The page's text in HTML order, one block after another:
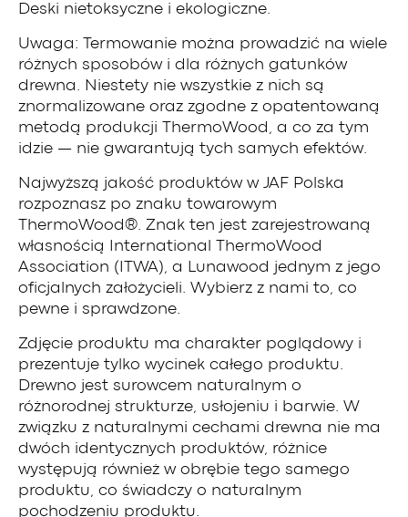
Deski nietoksyczne i ekologiczne.
Uwaga: Termowanie można prowadzić na wiele
różnych sposobów i dla różnych gatunków
drewna. Niestety nie wszystkie z nich są
znormalizowane oraz zgodne z opatentowaną
metodą produkcji ThermoWood, a co za tym
idzie — nie gwarantują tych samych efektów.
Najwyższą jakość produktów w JAF Polska
rozpoznasz po znaku towarowym
ThermoWood®. Znak ten jest zarejestrowaną
własnością International ThermoWood
Association (ITWA), a Lunawood jednym z jego
oficjalnych założycieli. Wybierz z nami to, co
pewne i sprawdzone.
Zdjęcie produktu ma charakter poglądowy i
prezentuje tylko wycinek całego produktu.
Drewno jest surowcem naturalnym o
różnorodnej strukturze, usłojeniu i barwie. W
związku z naturalnymi cechami drewna nie ma
dwóch identycznych produktów, różnice
występują również w obrębie tego samego
produktu, co świadczy o naturalnym
pochodzeniu produktu.